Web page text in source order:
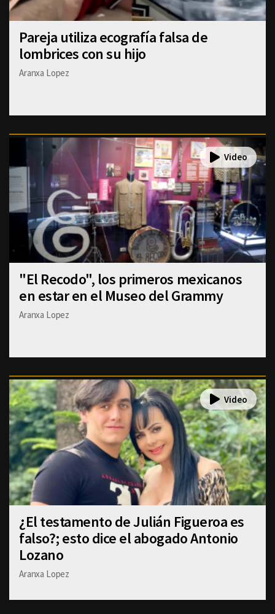
Pareja utiliza ecografía falsa de
lombrices con su hijo
Aranxa Lopez
"El Recodo", los primeros mexicanos
en estar en el Museo del Grammy
Aranxa Lopez
¿El testamento de Julián Figueroa es
falso?; esto dice el abogado Antonio
Lozano
Aranxa Lopez